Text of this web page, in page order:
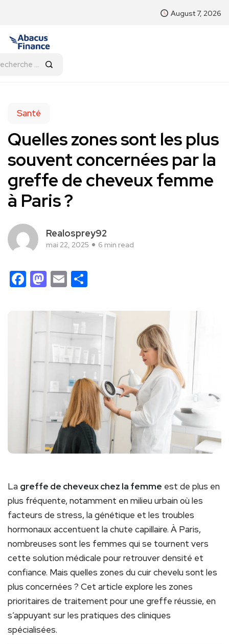
August 7, 2026
Santé
Quelles zones sont les plus
souvent concernées par la
greffe de cheveux femme
à Paris ?
Realosprey92
mai 22, 2025 6 min read
Facebook
Mastodon
Email
La greffe de cheveux chez la femme est de plus en
plus fréquente, notamment en milieu urbain où les
facteurs de stress, la génétique et les troubles
hormonaux accentuent la chute capillaire. À Paris,
nombreuses sont les femmes qui se tournent vers
cette solution médicale pour retrouver densité et
confiance. Mais quelles zones du cuir chevelu sont les
plus concernées ? Cet article explore les zones
prioritaires de traitement pour une greffe réussie, en
s’appuyant sur les pratiques des cliniques
spécialisées.